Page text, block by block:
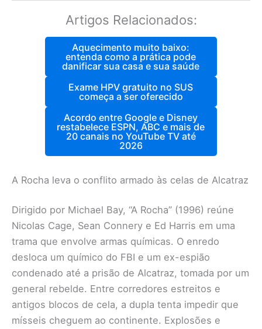
Artigos Relacionados:
Aquecimento muito baixo:
entenda como a prática pode
danificar sua casa e sua saúde
Exame HPV gratuito no SUS
começa a ser oferecido
Acordo entre Google e Disney
restabelece ESPN, ABC e mais de
20 canais no YouTube TV até
2026
A Rocha leva o conflito armado às celas de Alcatraz
Dirigido por Michael Bay, “A Rocha” (1996) reúne
Nicolas Cage, Sean Connery e Ed Harris em uma
trama que envolve armas químicas. O enredo
desloca um químico do FBI e um ex-espião
condenado até a prisão de Alcatraz, tomada por um
general rebelde. Entre corredores estreitos e
antigos blocos de cela, a dupla tenta impedir que
mísseis cheguem ao continente. Explosões e